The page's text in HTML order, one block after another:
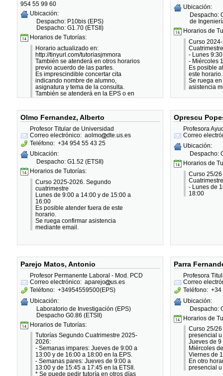
954 55 99 60
Ubicación:
Despacho: P10bis (EPS)
Despacho: G1.70 (ETSII)
Horarios de Tutorías:
Horario actualizado en:
http://tinyurl.com/tutoriasjmmora
También se atenderá en otros horarios
previo acuerdo de las partes.
Es imprescindible concertar cita
indicando nombre de alumno,
asignatura y tema de la consulta.
También se atenderá en la EPS o en
otro horario previo acuerdo profesor-
Ubicación:
Despacho:
de
Horarios de
Curso
- Lunes
- Miércoles
Es posible
este horario.
Se ruega
asistencia
Olmo Fernandez, Alberto
Profesor Titular de Universidad
Correo electrónico: aolmo
dte.us.es
Teléfono: +34 954 55 43 25
Ubicación:
Despacho: G1.52 (ETSII)
Horarios de Tutorías:
Curso 2025-2026. Segundo
cuatrimestre
Lunes de 9:00 a 14:00 y de 15:00 a
16:00
Es posible atender fuera de este
horario.
Se ruega confirmar asistencia
mediante email.
Oprescu
Profesora
Correo
Ubicación:
Despacho:
Horarios de
Curso 25/26
- Lunes de
18:00
Parejo Matos, Antonio
Profesor Permanente Laboral - Mod. PCD
Correo electrónico: aparejo
us.es
Teléfono: +34954559500(EPS)
Ubicación:
Laboratorio de Investigación (EPS)
Despacho G0.86 (ETSII)
Horarios de Tutorías:
Tutorías Segundo Cuatrimestre 2025-
2026:
- Semanas impares: Jueves de 9:00 a
13:00 y de 16:00 a 18:00 en la EPS.
- Semanas pares: Jueves de 9:00 a
13:00 y de 15:45 a 17:45 en la ETSII.
* Se puede pedir tutoría en otros días
Parra
Profesora
Correo
Teléfono: +34
Ubicación:
Despacho:
Horarios de
Curso 25/
presencial
Jueves de 9
Miércoles
Viernes de
En otro
presencial